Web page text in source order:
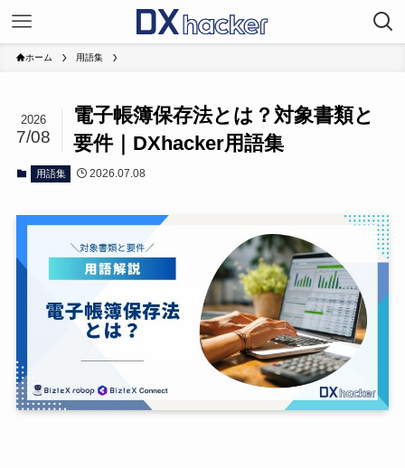
ホーム 用語集
電子帳簿保存法とは？対象書類と
要件｜DXhacker用語集
2026
7/08
用語集 2026.07.08